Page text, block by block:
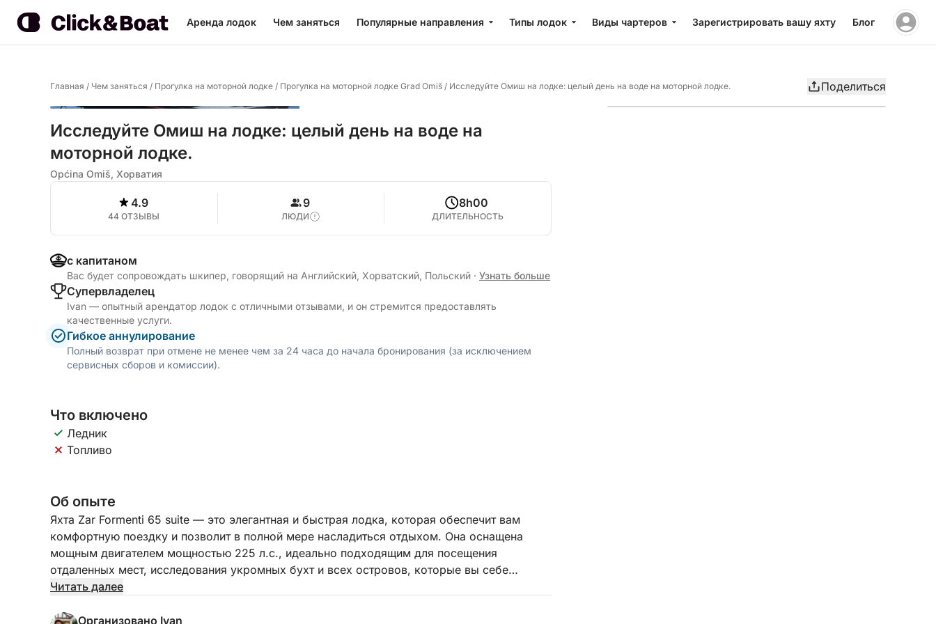
Аренда лодок Чем заняться Популярные направления Типы лодок Виды чартеров Зарегистрировать вашу яхту Блог
Главная / Чем заняться / Прогулка на моторной лодке / Прогулка на моторной лодке Grad Omiš / Исследуйте Омиш на лодке: целый день на воде на моторной лодке. Поделиться
Исследуйте Омиш на лодке: целый день на воде на
моторной лодке.
Općina Omiš, Хорватия
4.9
44 ОТЗЫВЫ
9
ЛЮДИ
8h00
ДЛИТЕЛЬНОСТЬ
с капитаном
Вас будет сопровождать шкипер, говорящий на Английский, Хорватский, Польский · Узнать больше
Cупервладелец
Ivan — опытный арендатор лодок с отличными отзывами, и он стремится предоставлять
качественные услуги.
Гибкое аннулирование
Полный возврат при отмене не менее чем за 24 часа до начала бронирования (за исключением
сервисных сборов и комиссии).
Что включено
Ледник
Топливо
Об опыте
Яхта Zar Formenti 65 suite — это элегантная и быстрая лодка, которая обеспечит вам
комфортную поездку и позволит в полной мере насладиться отдыхом. Она оснащена
мощным двигателем мощностью 225 л.с., идеально подходящим для посещения
отдаленных мест, исследования укромных бухт и всех островов, которые вы себе
представляли. Zar Formenti 65 suite может вместить до 12 человек. Она оборудована
другими необходимыми принадлежностями.
Читать далее
Организовано Ivan